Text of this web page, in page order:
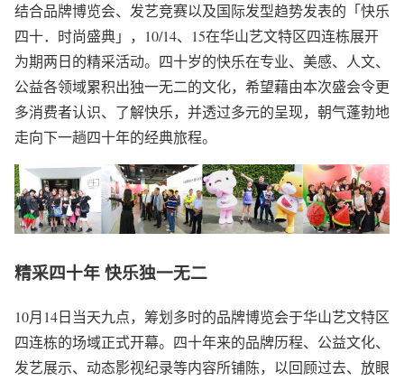
结合品牌博览会、发艺竞赛以及国际发型趋势发表的「快乐
四十．时尚盛典」，10/14、15在华山艺文特区四连栋展开
为期两日的精采活动。四十岁的快乐在专业、美感、人文、
公益各领域累积出独一无二的文化，希望藉由本次盛会令更
多消费者认识、了解快乐，并透过多元的呈现，朝气蓬勃地
走向下一趟四十年的经典旅程。
精采四十年快乐独一无二
10月14日当天九点，筹划多时的品牌博览会于华山艺文特区
四连栋的场域正式开幕。四十年来的品牌历程、公益文化、
发艺展示、动态影视纪录等内容所铺陈，以回顾过去、放眼